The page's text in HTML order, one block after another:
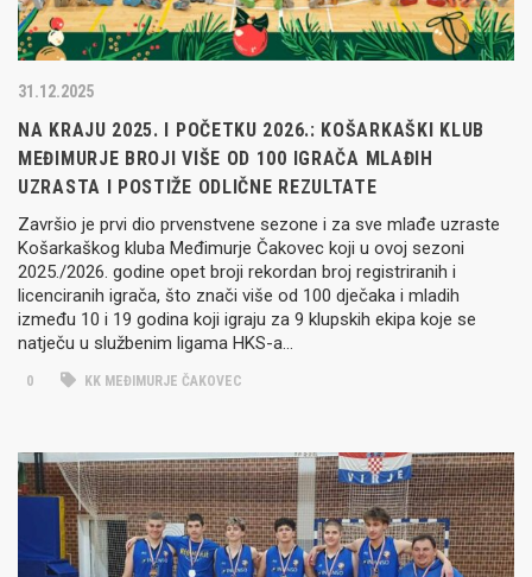
31.12.2025
NA KRAJU 2025. I POČETKU 2026.: KOŠARKAŠKI KLUB
MEĐIMURJE BROJI VIŠE OD 100 IGRAČA MLAĐIH
UZRASTA I POSTIŽE ODLIČNE REZULTATE
Završio je prvi dio prvenstvene sezone i za sve mlađe uzraste
Košarkaškog kluba Međimurje Čakovec koji u ovoj sezoni
2025./2026. godine opet broji rekordan broj registriranih i
licenciranih igrača, što znači više od 100 dječaka i mladih
između 10 i 19 godina koji igraju za 9 klupskih ekipa koje se
natječu u službenim ligama HKS-a…
0 KK MEĐIMURJE ČAKOVEC